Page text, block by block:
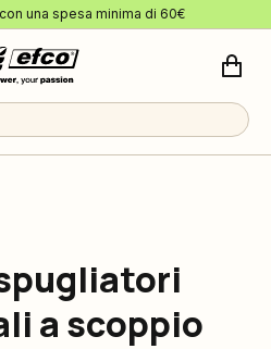
una spesa minima di 60€
a scoppio